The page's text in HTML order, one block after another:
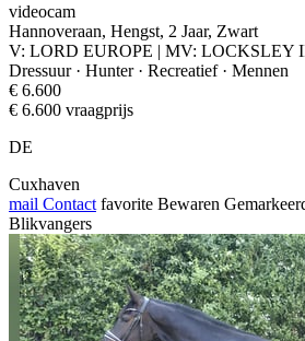
videocam
Hannoveraan, Hengst, 2 Jaar, Zwart
V: LORD EUROPE | MV: LOCKSLEY
Dressuur · Hunter · Recreatief · Mennen
€ 6.600
€ 6.600 vraagprijs
DE
Cuxhaven
mail Contact favorite Bewaren
Blikvangers